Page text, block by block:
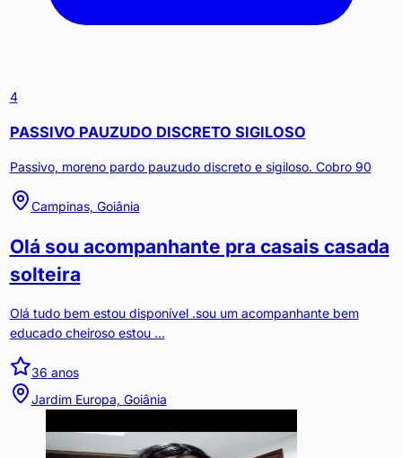
4
PASSIVO PAUZUDO DISCRETO SIGILOSO
Passivo, moreno pardo pauzudo discreto e sigiloso. Cobro 90
Campinas, Goiânia
Olá sou acompanhante pra casais casada
solteira
Olá tudo bem estou disponível .sou um acompanhante bem
educado cheiroso estou ...
36 anos
Jardim Europa, Goiânia